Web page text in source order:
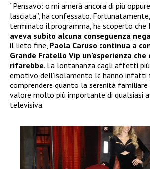
“Pensavo: o mi amerà ancora di più
lasciata”, ha confessato.
terminato il programma, ha scoperto che
aveva subito alcuna conseguenza
il lieto fine, Paola Caruso continua a
Grande Fratello Vip un’esperienza che
rifarebbe. La lontananza dagli affetti più
emotivo dell’isolamento le hanno
comprendere quanto la serenità familiare
valore molto più importante di qualsiasi
televisiva.